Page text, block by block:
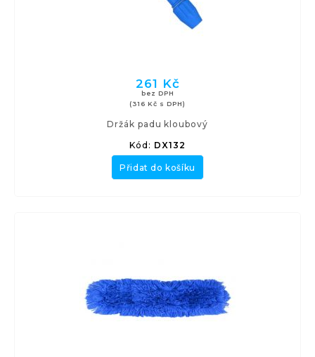
261 Kč
bez DPH
(316 Kč s DPH)
Držák padu kloubový
Kód: DX132
Přidat do košíku